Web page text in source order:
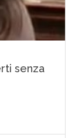
senza